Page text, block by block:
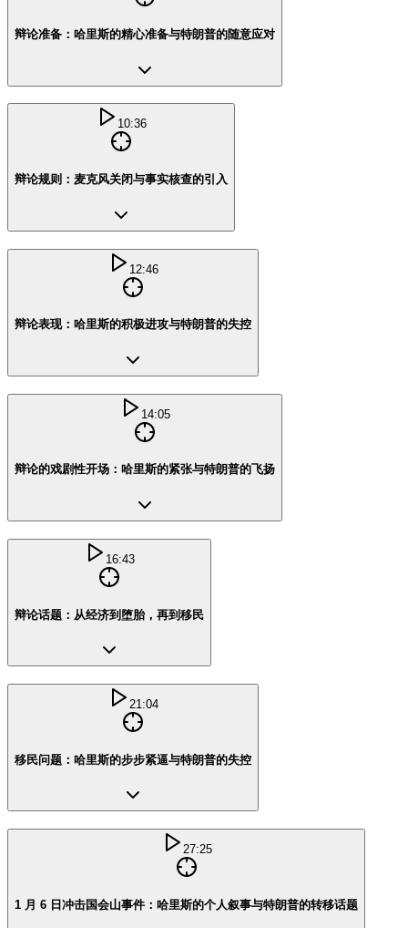
辩论准备：哈里斯的精心准备与特朗普的随意应对
10:36
辩论规则：麦克风关闭与事实核查的引入
12:46
辩论表现：哈里斯的积极进攻与特朗普的失控
14:05
辩论的戏剧性开场：哈里斯的紧张与特朗普的飞扬
16:43
辩论话题：从经济到堕胎，再到移民
21:04
移民问题：哈里斯的步步紧逼与特朗普的失控
27:25
1 月 6 日冲击国会山事件：哈里斯的个人叙事与特朗普的转移话题